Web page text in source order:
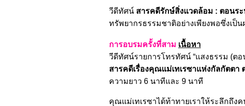
วีดีทัศน์ สารคดีรักษ์สิ่งแวดล้อม : ตอนระ
ทรัพยากรธรรมชาติอย่างเพียงพอซึ่งเป็
การอบรมครั้งที่สาม เนื้อหา
วีดีทัศน์รายการโทรทัศน์ “แสงธรรม (ตอ
สารคดีเรื่องคุณแม่เทเรซาแห่งกัลกัตตา
ความยาว 6 นาทีและ 9 นาที
คุณแม่เทเรซาได้ท้าทายเราให้ระลึกถึง